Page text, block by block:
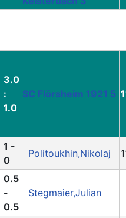
3.0
:
1.0
SC Flörsheim 1921 5
1 -
0
Politoukhin,Nikolaj
0.5
-
0.5
Stegmaier,Julian